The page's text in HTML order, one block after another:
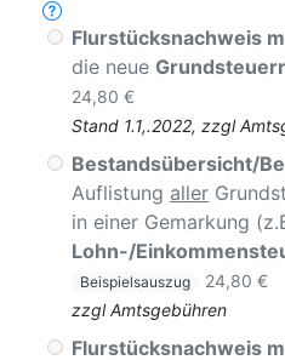
Flurstücksnachweis
die neue
24,80 €
Stand 1.1,.2022, zzgl
Bestandsübersicht/
Auflistung aller
in einer Gemarkung
Lohn-/
Beispielsauszug
24,80 €
zzgl Amtsgebühren
Flurstücksnachweis